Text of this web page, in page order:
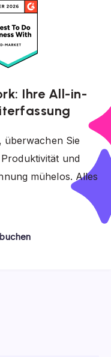
Ihre All-in-
überwachen Sie
und
mühelos. Alles